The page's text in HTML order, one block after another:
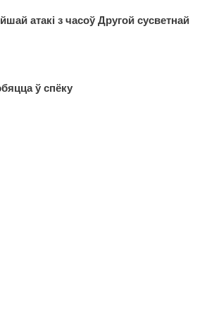
атакі з часоў Другой сусветнай
ў спёку